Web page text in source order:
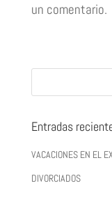
un comentario.
Entradas
VACACIONES EN EL
DIVORCIADOS